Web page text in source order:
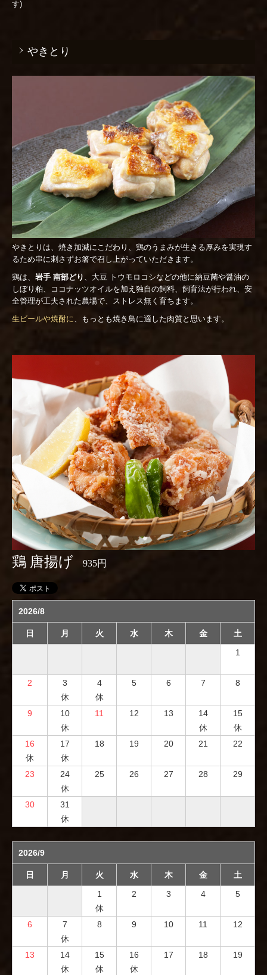
す)
やきとり
やきとりは、焼き加減にこだわり、鶏のうまみが生きる厚みを実現す
るため串に刺さずお箸で召し上がっていただきます。
鶏は、 岩手 南部どり 、大豆 トウモロコシなどの他に納豆菌や醤油の
しぼり粕、ココナッツオイルを加え独自の飼料、飼育法が行われ、安
全管理が工夫された農場で、ストレス無く育ちます。
生ビールや焼酎に、もっとも焼き鳥に適した肉質と思います。
鶏 唐揚げ 935円
2026/8
日 月 火 水 木 金
土
1
2
3
休
4
休
5 6 7 8
9
10
休
11 12 13
14
休
15
休
16
休
17
休
18 19 20 21 22
23
24
休
25 26 27 28 29
30
31
休
2026/9
日 月 火 水 木 金
土
1
休
2 3 4 5
6
7
休
8 9 10 11 12
13
14
休
15
休
16
休
17 18 19